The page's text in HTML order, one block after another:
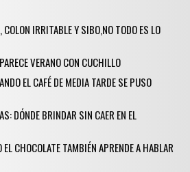
IRRITABLE Y SIBO,NO TODO ES LO
VERANO CON CUCHILLO
EL CAFÉ DE MEDIA TARDE SE PUSO
DÓNDE BRINDAR SIN CAER EN EL
CHOCOLATE TAMBIÉN APRENDE A HABLAR